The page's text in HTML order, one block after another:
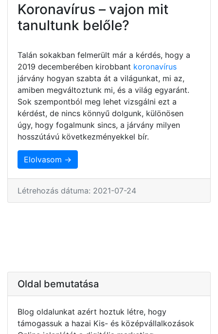
Koronavírus – vajon mit
tanultunk belőle?
Talán sokakban felmerült már a kérdés, hogy a
2019 decemberében kirobbant koronavírus
járvány hogyan szabta át a világunkat, mi az,
amiben megváltoztunk mi, és a világ egyaránt.
Sok szempontból meg lehet vizsgálni ezt a
kérdést, de nincs könnyű dolgunk, különösen
úgy, hogy fogalmunk sincs, a járvány milyen
hosszútávú következményekkel bír.
Elolvasom →
Létrehozás dátuma: 2021-07-24
Oldal bemutatása
Blog oldalunkat azért hoztuk létre, hogy
támogassuk a hazai Kis- és középvállalkozások